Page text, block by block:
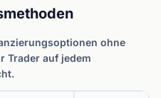
ohne
Trader auf jedem